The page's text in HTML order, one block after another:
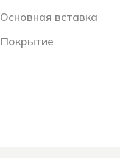
Основная вставка
Покрытие